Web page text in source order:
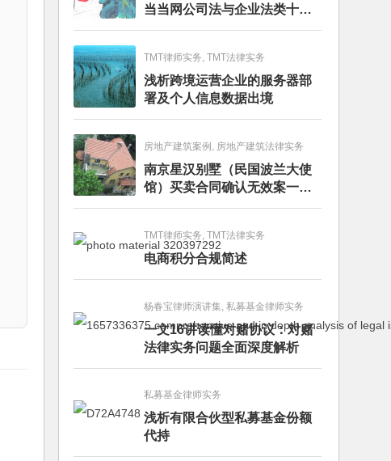
当当网公司法与企业法类十大
畅销图书榜
TMT律师实务, TMT法律实务
浅析跨境运营企业的服务器部
署及个人信息数据出境
房地产建筑案例, 房地产建筑法律实务
南京星汉别墅（民国波兰大使
馆）买卖合同确认无效案一审
判决书
TMT律师实务, TMT法律实务
电商积分合规简述
杨春宝律师演讲集, 私募基金律师实务
一文16讲读懂对赌协议：对赌
法律实务问题全面深度解析
私募基金律师实务
浅析有限合伙型私募基金份额
代持